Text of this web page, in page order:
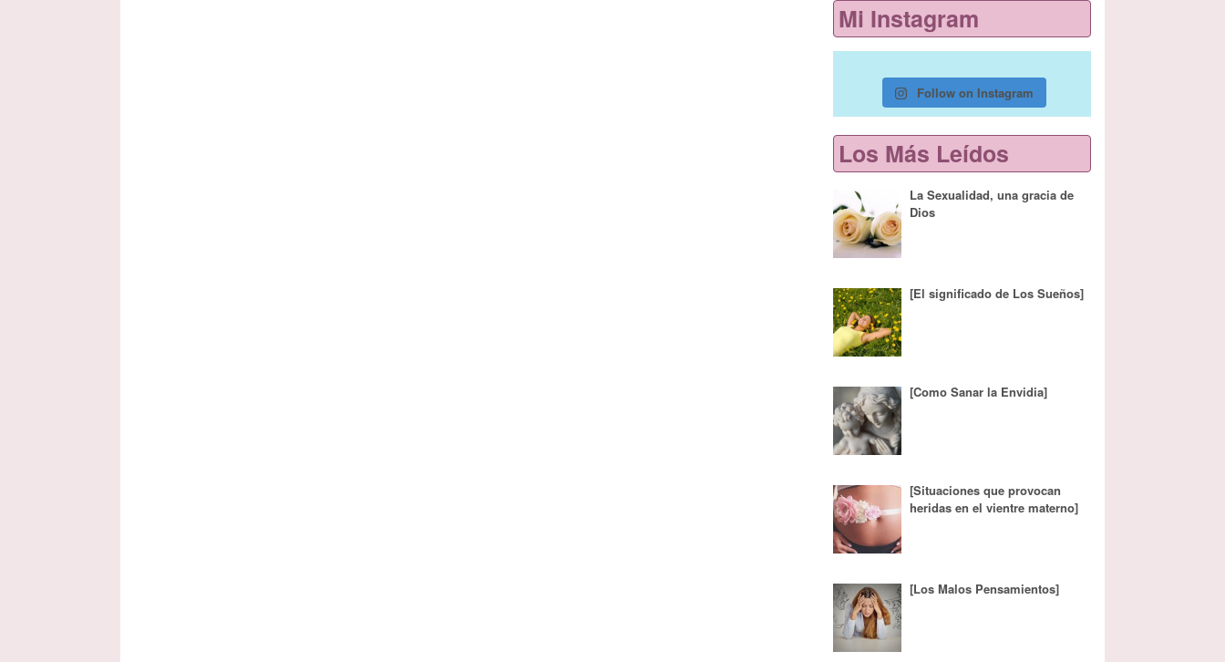
Mi Instagram
Follow on Instagram
Los Más Leídos
La Sexualidad, una gracia de
Dios
[El significado de Los Sueños]
[Como Sanar la Envidia]
[Situaciones que provocan
heridas en el vientre materno]
[Los Malos Pensamientos]